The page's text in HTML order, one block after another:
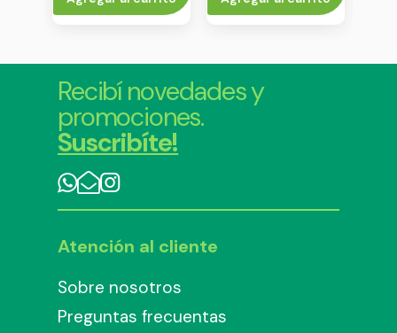
Recibí novedades y
promociones.
Suscribíte!
Atención al cliente
Sobre nosotros
Preguntas frecuentas